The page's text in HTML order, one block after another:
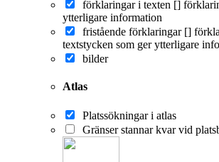
förklaringar i texten []
ytterligare information
fristående förklaringar []
textstycken som ger ytterligare
bilder
Atlas
Platssökningar i atlas
Gränser stannar kvar vid